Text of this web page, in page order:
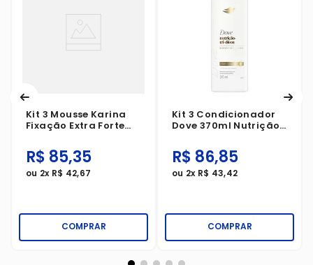
Kit 3 Mousse Karina
Fixação Extra Forte
R$ 85,35
ou 2x R$ 42,67
COMPRAR
Kit 3 Condicionador
Dove 370ml Nutrição
R$ 86,85
ou 2x R$ 43,42
COMPRAR